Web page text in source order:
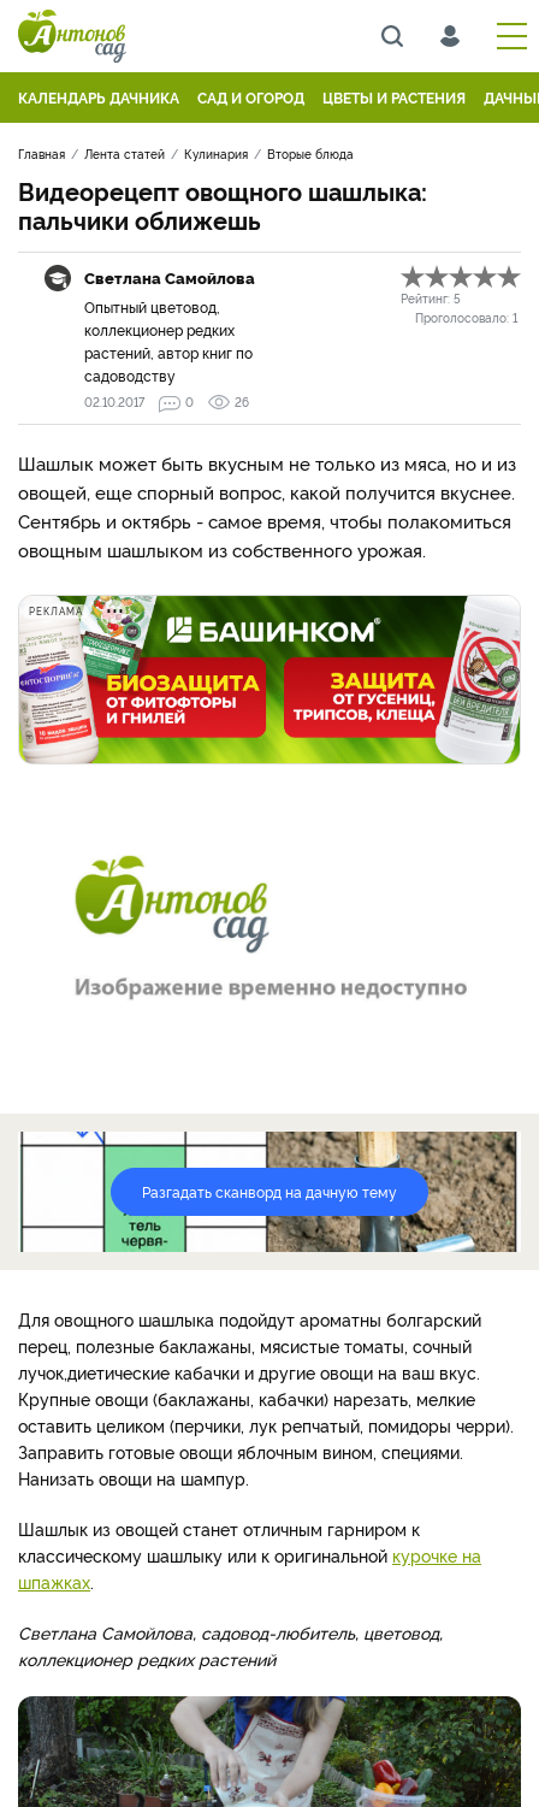
КАЛЕНДАРЬ ДАЧНИКА САД И ОГОРОД ЦВЕТЫ И РАСТЕНИЯ
Главная Лента статей Кулинария Вторые блюда
Видеорецепт овощного шашлыка:
пальчики оближешь
Светлана Самойлова
Опытный цветовод,
коллекционер редких
растений, автор книг по
садоводству
Рейтинг: 5
Проголосовало: 1
02.10.2017 0 26
Шашлык может быть вкусным не только из мяса, но и из
овощей, еще спорный вопрос, какой получится вкуснее.
Сентябрь и октябрь - самое время, чтобы полакомиться
овощным шашлыком из собственного урожая.
РЕКЛАМА
Разгадать сканворд на дачную тему
Для овощного шашлыка подойдут ароматны болгарский
перец, полезные баклажаны, мясистые томаты, сочный
лучок,диетические кабачки и другие овощи на ваш вкус.
Крупные овощи (баклажаны, кабачки) нарезать, мелкие
оставить целиком (перчики, лук репчатый, помидоры черри).
Заправить готовые овощи яблочным вином, специями.
Нанизать овощи на шампур.
Шашлык из овощей станет отличным гарниром к
классическому шашлыку или к оригинальной курочке на
шпажках
Светлана Самойлова, садовод-любитель, цветовод,
коллекционер редких растений